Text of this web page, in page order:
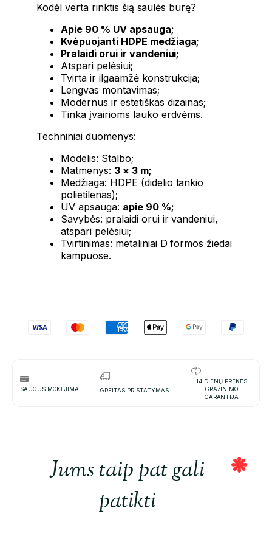
Kodėl verta rinktis šią saulės burę?
Apie 90 % UV apsauga;
Kvėpuojanti HDPE medžiaga;
Pralaidi orui ir vandeniui;
Atspari pelėsiui;
Tvirta ir ilgaamžė konstrukcija;
Lengvas montavimas;
Modernus ir estetiškas dizainas;
Tinka įvairioms lauko erdvėms.
Techniniai duomenys:
Modelis: Stalbo;
Matmenys: 3 × 3 m;
Medžiaga: HDPE (didelio tankio
polietilenas);
UV apsauga: apie 90 %;
Savybės: pralaidi orui ir vandeniui,
atspari pelėsiui;
Tvirtinimas: metaliniai D formos žiedai
kampuose.
SAUGŪS MOKĖJIMAI GREITAS PRISTATYMAS
14 DIENŲ PREKĖS
GRAŽINIMO
GARANTIJA
Jums taip pat gali
patikti